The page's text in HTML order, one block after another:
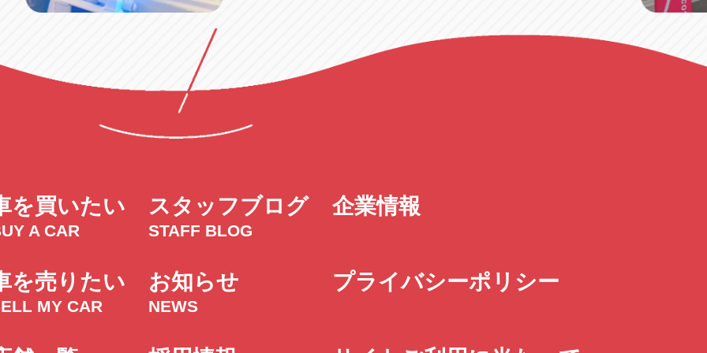
を買いたい
A CAR
を売りたい
MY CAR
スタッフブログ
STAFF BLOG
お知らせ
NEWS
企業情報
プライバシーポリシー